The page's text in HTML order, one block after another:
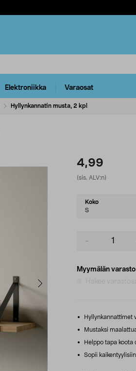
Elektroniikka Varaosat
Hyllynkannatin musta, 2 kpl
4,99
(sis. ALV:n)
Select
variant
Koko
S
Myymälän varasto
Hyllynkannattimet
Mustaksi
Helppo tapa koota
Sopii